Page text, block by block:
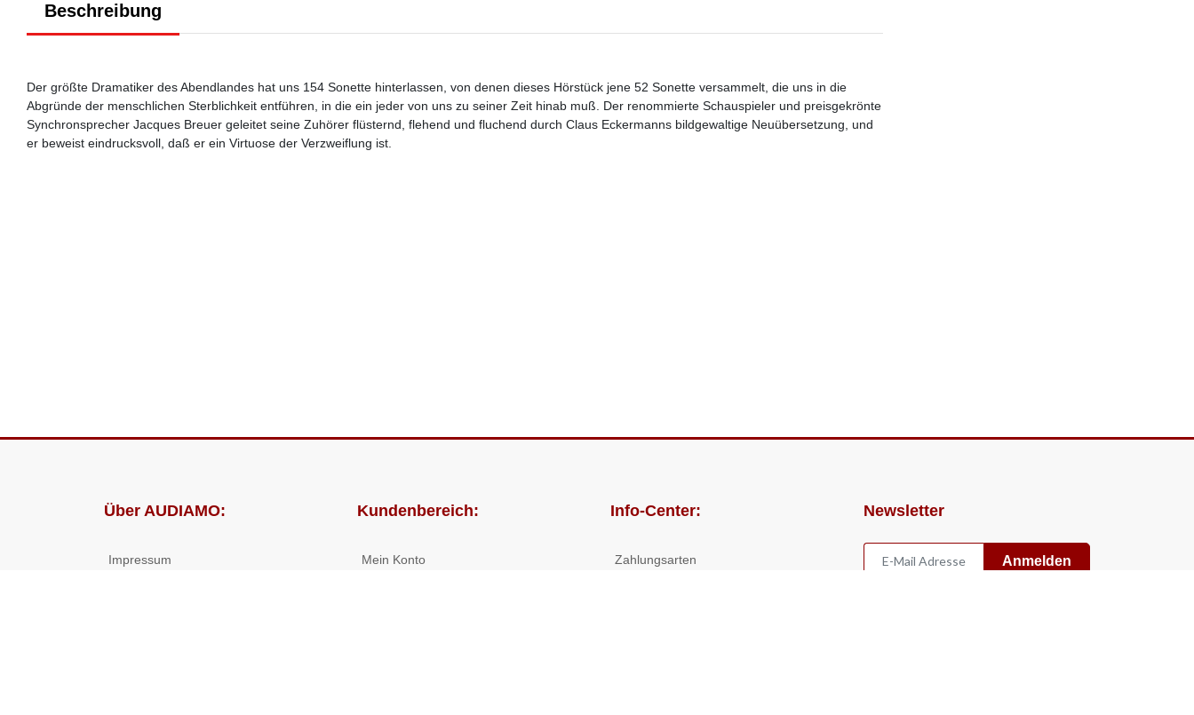
Beschreibung
Der größte Dramatiker des Abendlandes hat uns 154 Sonette hinterlassen, von denen dieses Hörstück jene 52 Sonette versammelt, die uns in die
Abgründe der menschlichen Sterblichkeit entführen, in die ein jeder von uns zu seiner Zeit hinab muß. Der renommierte Schauspieler und preisgekrönte
Synchronsprecher Jacques Breuer geleitet seine Zuhörer flüsternd, flehend und fluchend durch Claus Eckermanns bildgewaltige Neuübersetzung, und
er beweist eindrucksvoll, daß er ein Virtuose der Verzweiflung ist.
Über AUDIAMO:
Impressum
Kundenbereich:
Mein Konto
Info-Center:
Zahlungsarten
Newsletter
Anmelden